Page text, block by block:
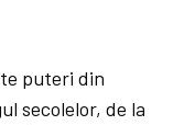
puteri din
secolelor, de la